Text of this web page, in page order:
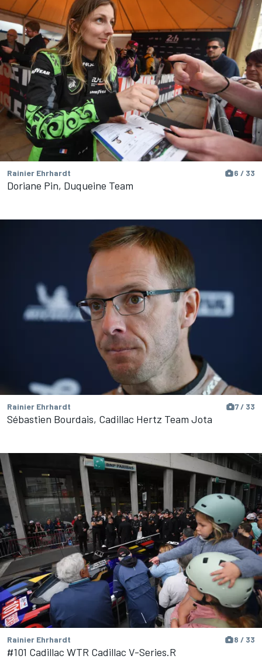
Rainier Ehrhardt 6 / 33
Doriane Pin, Duqueine Team
Rainier Ehrhardt 7 / 33
Sébastien Bourdais, Cadillac Hertz Team Jota
Rainier Ehrhardt 8 / 33
#101 Cadillac WTR Cadillac V-Series.R